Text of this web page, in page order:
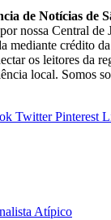
de Notícias de
nossa Central de
mediante crédito
os leitores da
local. Somos
Twitter Pinterest
Atípico